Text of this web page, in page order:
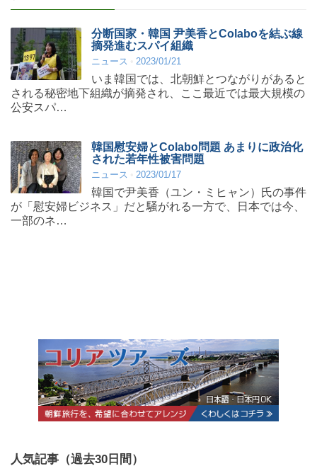
分断国家・韓国 尹美香とColaboを結ぶ線
摘発進むスパイ組織
ニュース 2023/01/21
いま韓国では、北朝鮮とつながりがあると
される秘密地下組織が摘発され、ここ最近では最大規模の
公安スパ…
韓国慰安婦とColabo問題 あまりに政治化
された若年性被害問題
ニュース 2023/01/17
韓国で尹美香（ユン・ミヒャン）氏の事件
が「慰安婦ビジネス」だと騒がれる一方で、日本では今、
一部のネ…
人気記事（過去30日間）